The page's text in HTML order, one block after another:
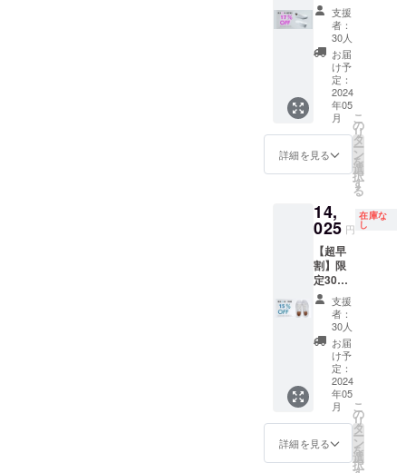
12％OF
⇒14,52
0円
（税・
送料込
み）
足：白
スニー
カー
17％OF
F 一般
予定販
売価格
16,500
円の
17％OF
F
⇒13,69
送料込
み）
支援
者：
30人
お届
け予
定：
2024
年05
月
詳細を見る
こ
の
リ
タ
ー
ン
を
選
択
す
る
14,
025 円
在庫な
し
【超早
割】限
定30
足：白
スニー
カー
15％OF
F 一般
予定販
売価格
16,500
円の
15％OF
F
⇒14,02
支援
者：
30人
お届
け予
定：
2024
年05
月
詳細を見る
こ
の
リ
タ
ー
ン
を
選
択